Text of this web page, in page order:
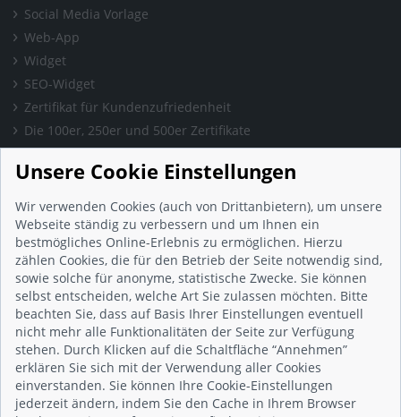
Social Media Vorlage
Web-App
Widget
SEO-Widget
Zertifikat für Kundenzufriedenheit
Die 100er, 250er und 500er Zertifikate
Presse & Wissen
Presse und Informationen
Blog
Häufig gestellte Fragen (FAQ)
Studie: Digitalisierungsbarometer
Initiative gegen Fake-Bewertungen
Kunden Informationen
Beratungsgespräch vereinbaren
Impressum
Datenschutz
AGB
Nutzungsbedingungen
Unsere Cookie Einstellungen
Wir verwenden Cookies (auch von Drittanbietern), um unsere
Webseite ständig zu verbessern und um Ihnen ein
bestmögliches Online-Erlebnis zu ermöglichen. Hierzu
zählen Cookies, die für den Betrieb der Seite notwendig sind,
sowie solche für anonyme, statistische Zwecke. Sie können
selbst entscheiden, welche Art Sie zulassen möchten. Bitte
beachten Sie, dass auf Basis Ihrer Einstellungen eventuell
nicht mehr alle Funktionalitäten der Seite zur Verfügung
stehen. Durch Klicken auf die Schaltfläche “Annehmen”
erklären Sie sich mit der Verwendung aller Cookies
einverstanden. Sie können Ihre Cookie-Einstellungen
jederzeit ändern, indem Sie den Cache in Ihrem Browser